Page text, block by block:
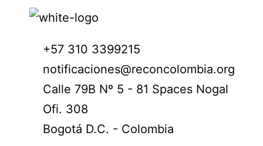
+57 310 3399215
notificaciones@reconcolombia.org
Calle 79B Nº 5 - 81 Spaces Nogal
Ofi. 308
Bogotá D.C. - Colombia